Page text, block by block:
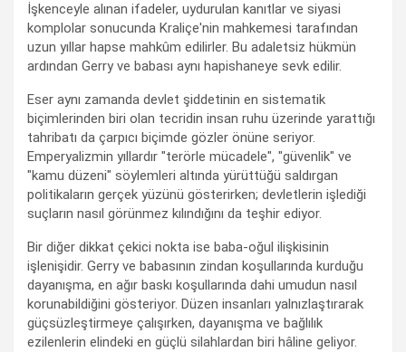
İşkenceyle alınan ifadeler, uydurulan kanıtlar ve siyasi
komplolar sonucunda Kraliçe'nin mahkemesi tarafından
uzun yıllar hapse mahkûm edilirler. Bu adaletsiz hükmün
ardından Gerry ve babası aynı hapishaneye sevk edilir.
Eser aynı zamanda devlet şiddetinin en sistematik
biçimlerinden biri olan tecridin insan ruhu üzerinde yarattığı
tahribatı da çarpıcı biçimde gözler önüne seriyor.
Emperyalizmin yıllardır "terörle mücadele", "güvenlik" ve
"kamu düzeni" söylemleri altında yürüttüğü saldırgan
politikaların gerçek yüzünü gösterirken; devletlerin işlediği
suçların nasıl görünmez kılındığını da teşhir ediyor.
Bir diğer dikkat çekici nokta ise baba-oğul ilişkisinin
işlenişidir. Gerry ve babasının zindan koşullarında kurduğu
dayanışma, en ağır baskı koşullarında dahi umudun nasıl
korunabildiğini gösteriyor. Düzen insanları yalnızlaştırarak
güçsüzleştirmeye çalışırken, dayanışma ve bağlılık
ezilenlerin elindeki en güçlü silahlardan biri hâline geliyor.